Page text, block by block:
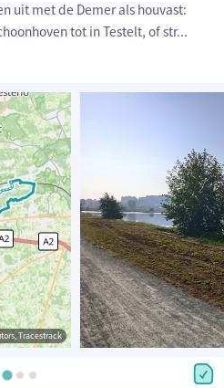
uit met de Demer als houvast:
tot in Testelt, of str...
Tracestrack